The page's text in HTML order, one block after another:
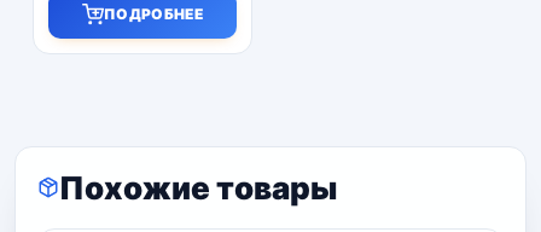
ПОДРОБНЕЕ
Похожие товары